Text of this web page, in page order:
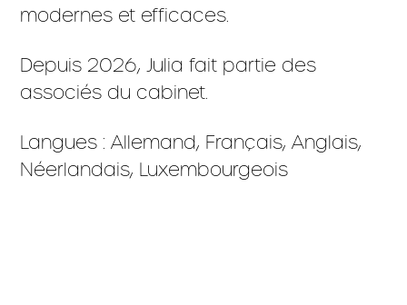
modernes et efficaces.
Depuis 2026, Julia fait partie des
associés du cabinet.
Langues : Allemand, Français, Anglais,
Néerlandais, Luxembourgeois